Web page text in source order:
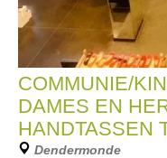
COMMUNIE/
DAMES EN
HANDTASSEN
Dendermonde